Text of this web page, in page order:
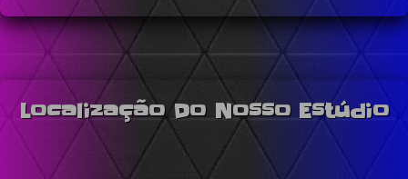
Localização Do Nosso Estúdio